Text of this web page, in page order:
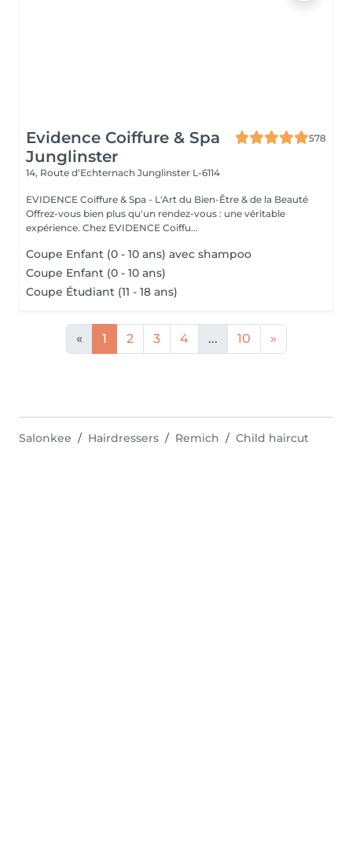
Evidence Coiffure & Spa
Junglinster
578
14, Route d‘Echternach Junglinster L-6114
EVIDENCE Coiffure & Spa - L'Art du Bien-Être & de la Beauté
Offrez-vous bien plus qu'un rendez-vous : une véritable
expérience. Chez EVIDENCE Coiffu...
Coupe Enfant (0 - 10 ans) avec shampoo
Coupe Enfant (0 - 10 ans)
Coupe Étudiant (11 - 18 ans)
« 1 2 3 4 ... 10 »
Salonkee Hairdressers Remich Child haircut